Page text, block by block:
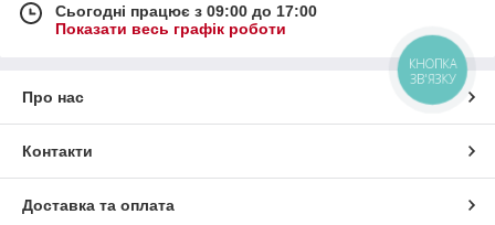
Сьогодні працює з 09:00 до 17:00
Показати весь графік роботи
Про нас
Контакти
Доставка та оплата
КНОПКА
ЗВ'ЯЗКУ